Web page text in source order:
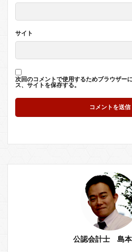
サイト
次回のコメントで使用するためブラウザー
ス、サイトを保存する。
公認会計士 島